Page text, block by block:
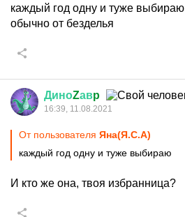
каждый год одну и туже выбираю
обычно от безделья
ДиноZавp
16:39, 11.08.2021
От пользователя Яна(Я.С.А)
каждый год одну и туже выбираю
И кто же она, твоя избранница?